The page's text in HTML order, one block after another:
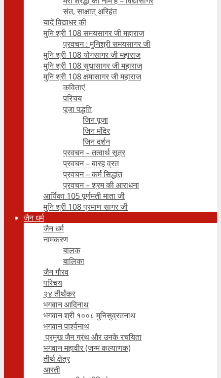
संत, साक्षात् अरिहंत
यादें विद्याधर की
मुनि श्री 108 समयसागर जी महाराज
प्रवचन : मुनिश्री समयसागर जी
मुनि श्री 108 योगसागर जी महाराज
मुनि श्री 108 सुधासागर जी महाराज
मुनि श्री 108 क्षमासागर जी महाराज
कविताएं
परिचय
पूजा पद्धति
जिन पूजा
जिन मंदिर
जिन दर्शन
प्रवचन – तत्वार्थ सूत्र
प्रवचन – बारह व्रत
प्रवचन – कर्म सिद्धांत
प्रवचन – श्रम की आराधना
आर्यिका 105 पूर्णमती माता जी
मुनि श्री 108 प्रमाण सागर जी
जैन धर्म
जैन धर्म
नामकरण
बालक
बालिका
जैन गौरव
परिचय
२४ तीर्थंकर
भगवान आदिनाथ
भगवान श्री १००८ मुनिसुव्रतनाथ
भगवान पार्श्वनाथ
प्रमुख जैन ग्रंथ और उनके रचयिता
भगवान महावीर (जन्म कल्याणक)
तीर्थ क्षेत्र
आरती